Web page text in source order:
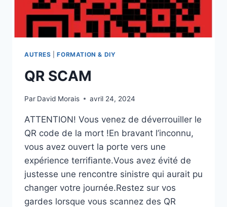
AUTRES |FORMATION & DIY
QR SCAM
Par David Morais avril 24, 2024
ATTENTION! Vous venez de déverrouiller le
QR code de la mort !En bravant l’inconnu,
vous avez ouvert la porte vers une
expérience terrifiante.Vous avez évité de
justesse une rencontre sinistre qui aurait pu
changer votre journée.Restez sur vos
gardes lorsque vous scannez des QR